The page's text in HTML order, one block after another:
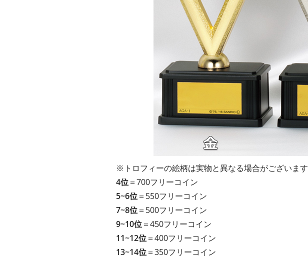
※トロフィーの絵柄は実物と異なる場合がございます
4位＝700フリーコイン
5~6位＝550フリーコイン
7~8位＝500フリーコイン
9~10位＝450フリーコイン
11~12位＝400フリーコイン
13~14位＝350フリーコイン